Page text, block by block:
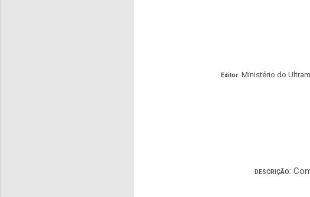
Editor: Ministério do
DESCRIÇÃO: